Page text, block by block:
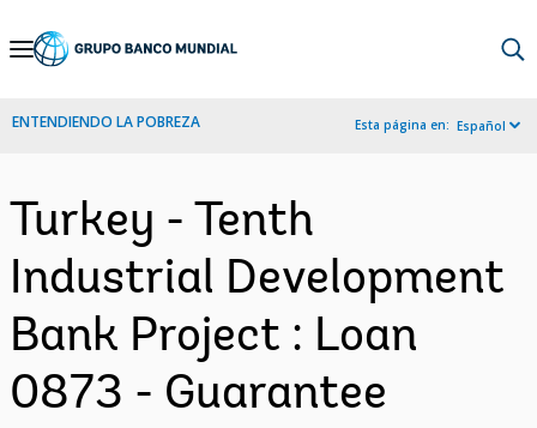
Skip
Navigation
ENTENDIENDO LA POBREZA Esta página en: Español
Turkey - Tenth
Industrial Development
Bank Project : Loan
0873 - Guarantee